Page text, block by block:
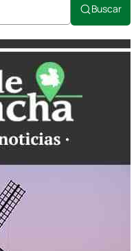
Buscar